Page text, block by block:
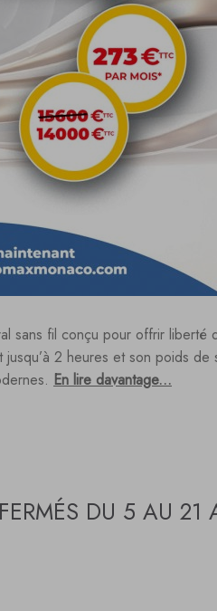
sans fil conçu pour offrir liberté
2 heures et son poids de
En lire davantage...
DU 5 AU 21